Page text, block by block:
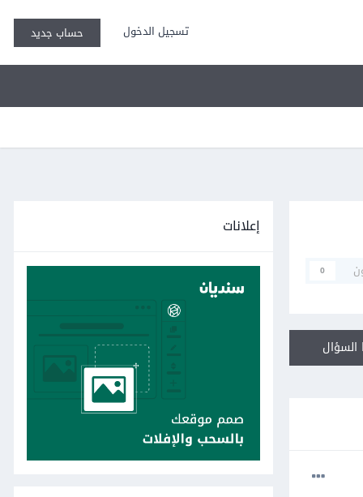
تسجيل الدخول حساب جديد
0
إعلانات